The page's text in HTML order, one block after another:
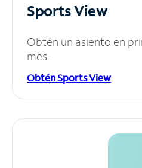
Sports View
Obtén un asiento en
mes.
Obtén Sports View